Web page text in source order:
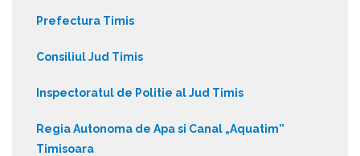
Prefectura Timis
Consiliul Jud Timis
Inspectoratul de Politie al Jud Timis
Regia Autonoma de Apa si Canal „Aquatim”
Timisoara